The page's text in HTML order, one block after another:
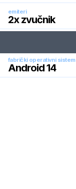
emiteri
2x zvučnik
fabrički operativni sistem
Android 14